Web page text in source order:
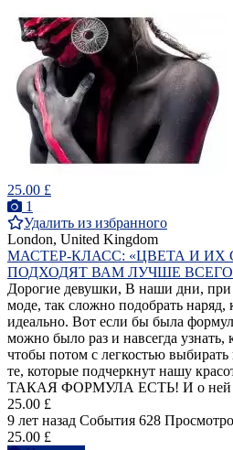
25.00 £
1
Удалить из избранного
London, United Kingdom
МАСТЕР-КЛАСС: «ЦВЕТА И
ПОДХОДЯТ ВАМ ЛУЧШЕ
Дорогие девушки, В наши дни,
моде, так сложно подобрать
идеально. Вот если бы была
можно было раз и навсегда узнать,
чтобы потом с легкостью
те, которые подчеркнут нашу
ТАКАЯ ФОРМУЛА ЕСТЬ! И о ней
25.00 £
9 лет назад События 628
25.00 £